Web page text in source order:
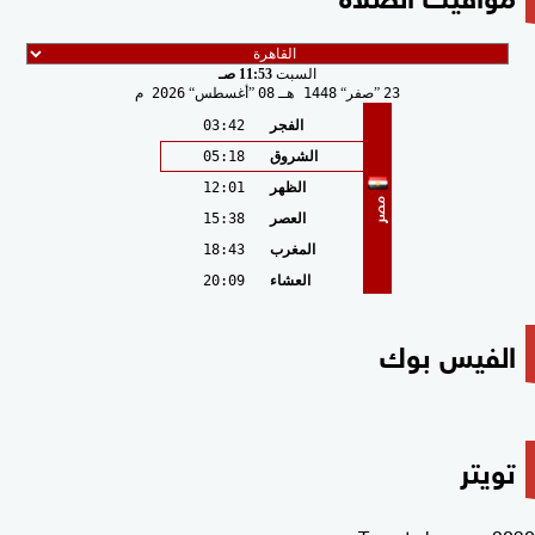
السبت 11:53 صـ
23 صفر 1448 هـ 08 أغسطس 2026 م
مصر
الفجر
03:42
الشروق
05:18
الظهر
12:01
العصر
15:38
المغرب
18:43
العشاء
20:09
الفيس بوك
تويتر